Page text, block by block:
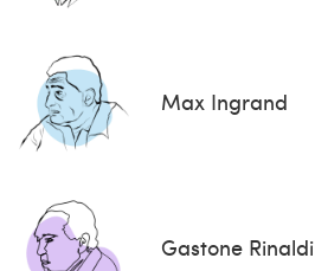
Max Ingrand
Gastone Rinaldi